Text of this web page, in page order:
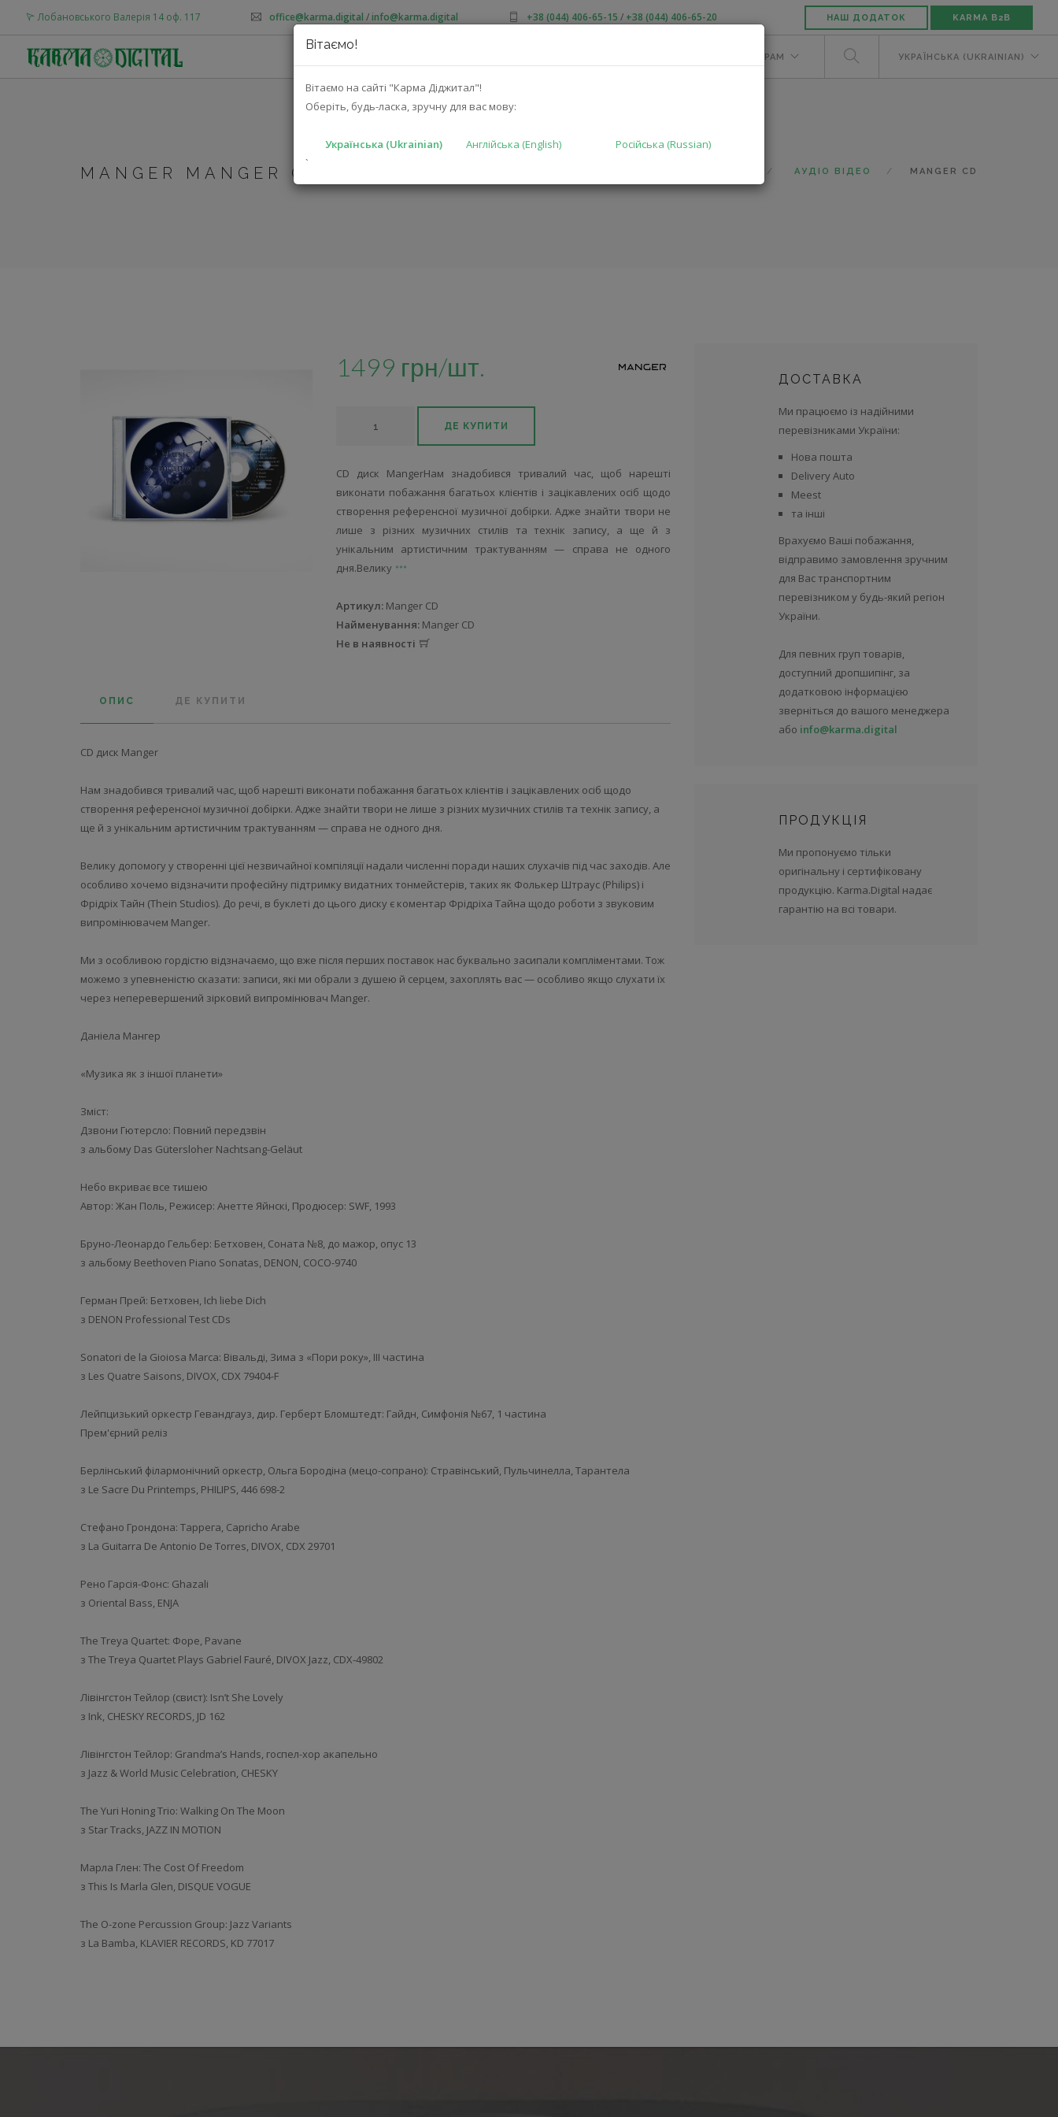
Вітаємо!
Вітаємо на сайті "Карма Діджитал"!
Оберіть, будь-ласка, зручну для вас мову:
Українська (Ukrainian) Англійська (English)
Російська (Russian)
`
Лобановського Валерія 14 оф. 117 office@karma.digital /info@karma.digital +38 (044) 406-65-15 / +38 (044) 406-65-20 НАШ ДОДАТОК KARMA B2B
ДИЛЕРАМ УКРАЇНСЬКА (UKRAINIAN)
MANGER MANGER CD АУДІО ВІДЕО MANGER CD
1499 грн/шт.
ДЕ КУПИТИ
CD диск MangerНам знадобився тривалий час, щоб нарешті
виконати побажання багатьох клієнтів і зацікавлених осіб щодо
створення референсної музичної добірки. Адже знайти твори не
лише з різних музичних стилів та технік запису, а ще й з
унікальним артистичним трактуванням — справа не одного
дня.Велику
Артикул: Manger CD
Найменування: Manger CD
Не в наявності
ОПИС ДЕ КУПИТИ
CD диск Manger
Нам знадобився тривалий час, щоб нарешті виконати побажання багатьох клієнтів і зацікавлених осіб щодо
створення референсної музичної добірки. Адже знайти твори не лише з різних музичних стилів та технік запису, а
ще й з унікальним артистичним трактуванням — справа не одного дня.
Велику допомогу у створенні цієї незвичайної компіляції надали численні поради наших слухачів під час заходів. Але
особливо хочемо відзначити професійну підтримку видатних тонмейстерів, таких як Фолькер Штраус (Philips) і
Фрідріх Тайн (Thein Studios). До речі, в буклеті до цього диску є коментар Фрідріха Тайна щодо роботи з звуковим
випромінювачем Manger.
Ми з особливою гордістю відзначаємо, що вже після перших поставок нас буквально засипали компліментами. Тож
можемо з упевненістю сказати: записи, які ми обрали з душею й серцем, захоплять вас — особливо якщо слухати їх
через неперевершений зірковий випромінювач Manger.
Даніела Мангер
«Музика як з іншої планети»
Зміст:
Дзвони Гютерсло: Повний передзвін
з альбому Das Gütersloher Nachtsang-Geläut
Небо вкриває все тишею
Автор: Жан Поль, Режисер: Анетте Яйнскі, Продюсер: SWF, 1993
Бруно-Леонардо Гельбер: Бетховен, Соната №8, до мажор, опус 13
з альбому Beethoven Piano Sonatas, DENON, COCO-9740
Герман Прей: Бетховен, Ich liebe Dich
з DENON Professional Test CDs
Sonatori de la Gioiosa Marca: Вівальді, Зима з «Пори року», ІІІ частина
з Les Quatre Saisons, DIVOX, CDX 79404-F
Лейпцизький оркестр Гевандгауз, дир. Герберт Бломштедт: Гайдн, Симфонія №67, 1 частина
Прем'єрний реліз
Берлінський філармонічний оркестр, Ольга Бородіна (мецо-сопрано): Стравінський, Пульчинелла, Тарантела
з Le Sacre Du Printemps, PHILIPS, 446 698-2
Стефано Грондона: Таррега, Capricho Arabe
з La Guitarra De Antonio De Torres, DIVOX, CDX 29701
Рено Гарсія-Фонс: Ghazali
з Oriental Bass, ENJA
The Treya Quartet: Форе, Pavane
з The Treya Quartet Plays Gabriel Fauré, DIVOX Jazz, CDX-49802
Лівінгстон Тейлор (свист): Isn’t She Lovely
з Ink, CHESKY RECORDS, JD 162
Лівінгстон Тейлор: Grandma’s Hands, госпел-хор акапельно
з Jazz & World Music Celebration, CHESKY
The Yuri Honing Trio: Walking On The Moon
з Star Tracks, JAZZ IN MOTION
Марла Глен: The Cost Of Freedom
з This Is Marla Glen, DISQUE VOGUE
The O-zone Percussion Group: Jazz Variants
з La Bamba, KLAVIER RECORDS, KD 77017
ДОСТАВКА
Ми працюємо із надійними
перевізниками України:
Нова пошта
Delivery Auto
Meest
та інші
Врахуємо Ваші побажання,
відправимо замовлення зручним
для Вас транспортним
перевізником у будь-який регіон
України.
Для певних груп товарів,
доступний дропшипінг, за
додатковою інформацією
зверніться до вашого менеджера
або info@karma.digital
ПРОДУКЦІЯ
Ми пропонуємо тільки
оригінальну і сертифіковану
продукцію. Karma.Digital надає
гарантію на всі товари.